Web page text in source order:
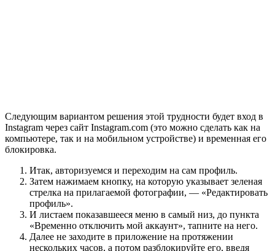
Следующим вариантом решения этой трудности будет вход в
Instagram через сайт Instagram.com (это можно сделать как на
компьютере, так и на мобильном устройстве) и временная его
блокировка.
Итак, авторизуемся и переходим на сам профиль.
Затем нажимаем кнопку, на которую указывает зеленая
стрелка на прилагаемой фотографии, — «Редактировать
профиль».
И листаем показавшееся меню в самый низ, до пункта
«Временно отключить мой аккаунт», тапните на него.
Далее не заходите в приложение на протяжении
нескольких часов, а потом разблокируйте его, введя